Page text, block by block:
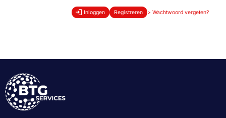
Inloggen Registreren > Wachtwoord vergeten?